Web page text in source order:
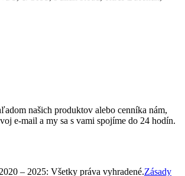
našich produktov alebo cenníka nám,
e-mail a my sa s vami spojíme do 24 hodín.
– 2025: Všetky práva vyhradené.Zásady